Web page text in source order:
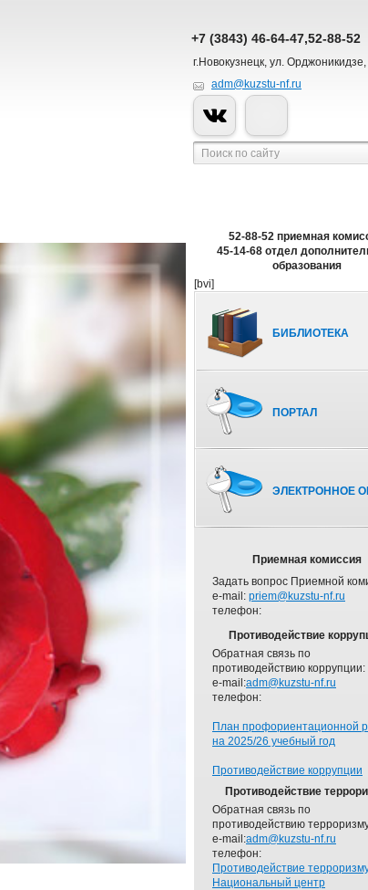
+7 (3843) 46-64-47,52-88-52
г.Новокузнецк, ул.
adm@kuzstu-nf.ru
52-88-52 приемная
45-14-68 отдел
образования
[bvi]
БИБЛИОТЕКА
ПОРТАЛ
ЭЛЕКТРОННОЕ
Приемная комиссия
Задать вопрос Приемной
e-mail: priem@kuzstu-nf.ru
телефон:
Противодействие
Обратная связь по
противодействию коррупции:
e-mail:adm@kuzstu-nf.ru
телефон:
План профориентационной
на 2025/26 учебный год
Противодействие коррупции
Противодействие
Обратная связь по
противодействию
e-mail:adm@kuzstu-nf.ru
телефон:
Противодействие
Национальный центр